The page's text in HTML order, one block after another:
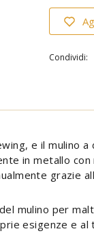
Condividi:
e il mulino
in metallo
grazie
mulino per
esigenze e